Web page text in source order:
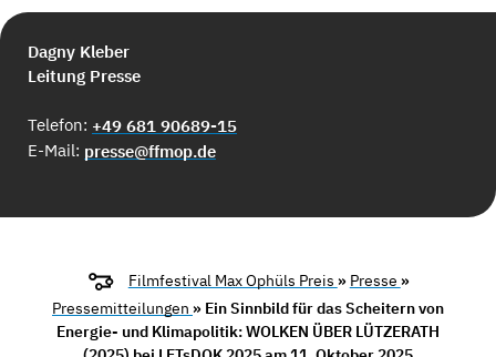
Dagny Kleber
Leitung Presse
Telefon: +49 681 90689-15
E-Mail: presse@ffmop.de
Filmfestival Max Ophüls Preis » Presse »
Pressemitteilungen » Ein Sinnbild für das Scheitern von
Energie- und Klimapolitik: WOLKEN ÜBER LÜTZERATH